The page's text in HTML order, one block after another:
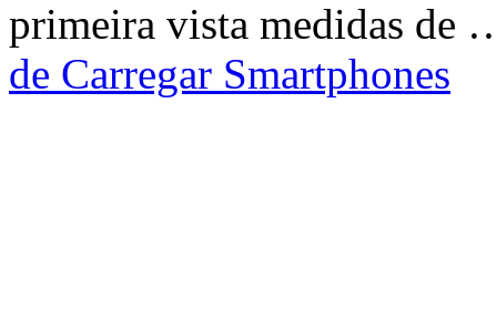
primeira vista medidas de
de Carregar Smartphones